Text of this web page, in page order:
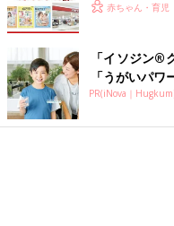
赤ちゃん・育児
「イソジン®
「うがいパ
PR(iNova｜